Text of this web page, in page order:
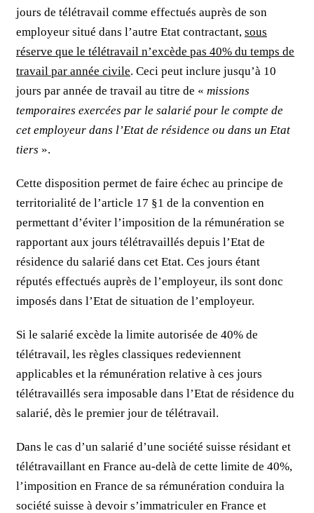
jours de télétravail comme effectués auprès de son
employeur situé dans l’autre Etat contractant, sous
réserve que le télétravail n’excède pas 40% du temps de
travail par année civile. Ceci peut inclure jusqu’à 10
jours par année de travail au titre de « missions
temporaires exercées par le salarié pour le compte de
cet employeur dans l’Etat de résidence ou dans un Etat
tiers ».
Cette disposition permet de faire échec au principe de
territorialité de l’article 17 §1 de la convention en
permettant d’éviter l’imposition de la rémunération se
rapportant aux jours télétravaillés depuis l’Etat de
résidence du salarié dans cet Etat. Ces jours étant
réputés effectués auprès de l’employeur, ils sont donc
imposés dans l’Etat de situation de l’employeur.
Si le salarié excède la limite autorisée de 40% de
télétravail, les règles classiques redeviennent
applicables et la rémunération relative à ces jours
télétravaillés sera imposable dans l’Etat de résidence du
salarié, dès le premier jour de télétravail.
Dans le cas d’un salarié d’une société suisse résidant et
télétravaillant en France au-delà de cette limite de 40%,
l’imposition en France de sa rémunération conduira la
société suisse à devoir s’immatriculer en France et